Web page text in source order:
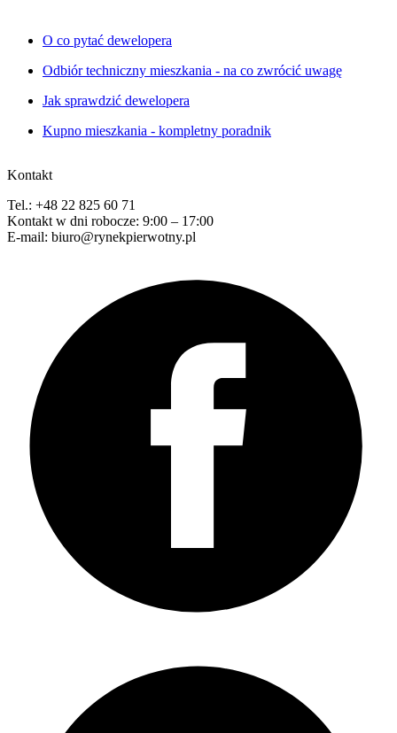
O co pytać dewelopera
Odbiór techniczny mieszkania - na co zwrócić uwagę
Jak sprawdzić dewelopera
Kupno mieszkania - kompletny poradnik
Kontakt
Tel.: +48 22 825 60 71
Kontakt w dni robocze: 9:00 – 17:00
E-mail: biuro@rynekpierwotny.pl